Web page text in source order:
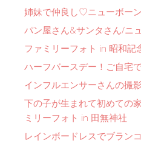
姉妹で仲良し♡ニューボーン
パン屋さん&サンタさん/ニ
ファミリーフォト in 昭和記
ハーフバースデー！ご自宅
インフルエンサーさんの撮影
下の子が生まれて初めての
ミリーフォト in 田無神社
レインボードレスでブラン